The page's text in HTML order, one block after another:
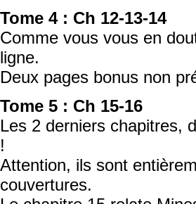
Tome 4 : Ch 12-13-14
Comme vous vous en
ligne.
Deux pages bonus non
Tome 5 : Ch 15-16
Les 2 derniers chapitres,
!
Attention, ils sont
couvertures.